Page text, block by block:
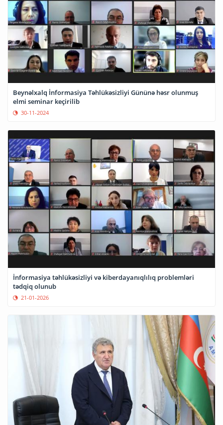
Beynəlxalq İnformasiya Təhlükəsizliyi Gününə həsr olunmuş
elmi seminar keçirilib
30-11-2024
İnformasiya təhlükəsizliyi və kiberdayanıqlılıq problemləri
tədqiq olunub
21-01-2026